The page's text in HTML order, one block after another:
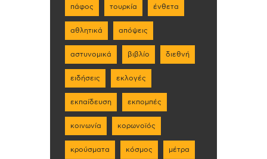
πάφος τουρκία ένθετα
αθλητικά απόψεις
αστυνομικά βιβλίο διεθνή
ειδήσεις εκλογές
εκπαίδευση εκπομπές
κοινωνία κορωνοϊός
κρούσματα κόσμος μέτρα